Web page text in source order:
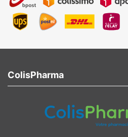
ColisPharma